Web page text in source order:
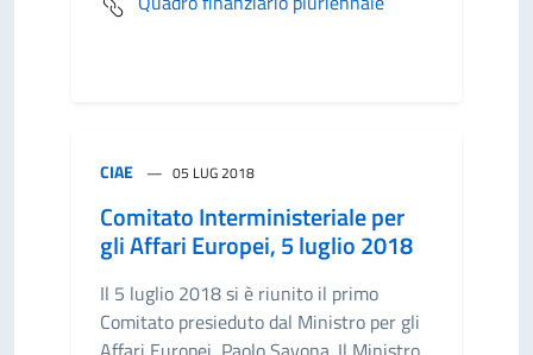
CIAE 05 LUG 2018
Comitato Interministeriale per
gli Affari Europei, 5 luglio 2018
Il 5 luglio 2018 si è riunito il primo
Comitato presieduto dal Ministro per gli